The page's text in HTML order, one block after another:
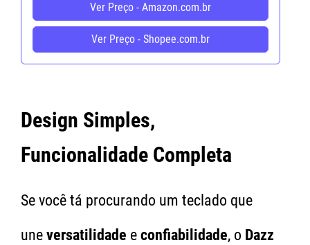
Ver Preço - Amazon.com.br
Ver Preço - Shopee.com.br
Design Simples,
Funcionalidade Completa
Se você tá procurando um teclado que
une versatilidade e confiabilidade, o Dazz